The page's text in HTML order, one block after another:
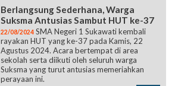
Berlangsung Sederhana, Warga
Suksma Antusias Sambut HUT ke-37
22/08/2024 SMA Negeri 1 Sukawati kembali
rayakan HUT yang ke-37 pada Kamis, 22
Agustus 2024. Acara bertempat di area
sekolah serta diikuti oleh seluruh warga
Suksma yang turut antusias memeriahkan
perayaan ini.